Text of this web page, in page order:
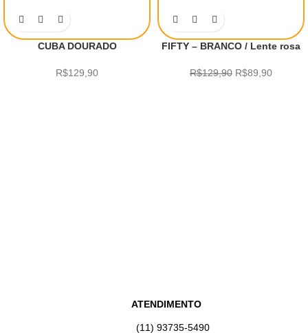
CUBA DOURADO
R$129,90
FIFTY – BRANCO / Lente rosa
R$129,90 R$89,90
ATENDIMENTO
(11) 93735‑5490‬